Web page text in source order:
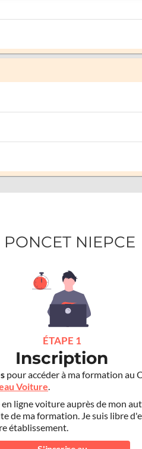
NIEPCE
ÉTAPE 1
Inscription
pour accéder à ma formation au
Voiture
ligne voiture auprès de mon
de ma formation. Je suis libre
établissement.